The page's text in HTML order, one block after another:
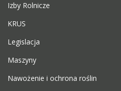
Izby Rolnicze
KRUS
Legislacja
Maszyny
Nawożenie i ochrona roślin